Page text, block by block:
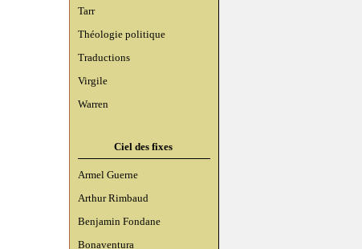
Tarr
Théologie politique
Traductions
Virgile
Warren
Ciel des fixes
Armel Guerne
Arthur Rimbaud
Benjamin Fondane
Bonaventura